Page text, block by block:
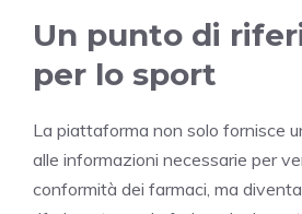
Un punto di
per lo sport
La piattaforma non solo fornisce
alle informazioni necessarie per
conformità dei farmaci, ma